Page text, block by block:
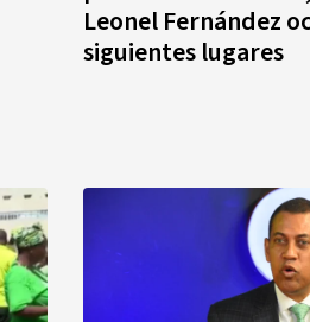
Leonel Fernández
siguientes lugares